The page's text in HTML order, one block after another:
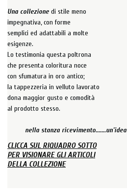
Una collezione di stile meno
impegnativa, con forme
semplici ed adattabili a molte
esigenze.
Lo testimonia questa poltrona
che presenta coloritura noce
con sfumatura in oro antico;
la tappezzeria in velluto lavorato
dona maggior gusto e comodità
al prodotto stesso.
nella stanza ricevimento.......un'idea
CLICCA SUL RIQUADRO SOTTO
PER VISIONARE GLI ARTICOLI
DELLA COLLEZIONE